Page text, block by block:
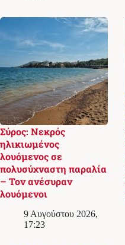
Σύρος: Νεκρός
ηλικιωμένος
λουόμενος σε
πολυσύχναστη παραλία
– Τον ανέσυραν
λουόμενοι
9 Αυγούστου 2026,
17:23